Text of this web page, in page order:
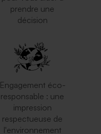
prendre une
décision
Engagement éco-
responsable : une
impression
respectueuse de
l'environnement